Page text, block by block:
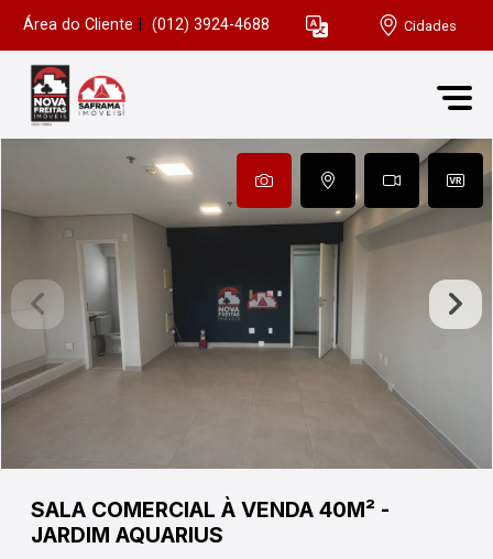
Área do Cliente (012) 3924-4688 Cidades
SALA COMERCIAL À VENDA 40M² -
JARDIM AQUARIUS